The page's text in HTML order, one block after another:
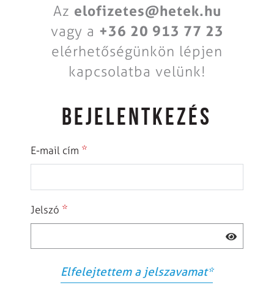
Az elofizetes@hetek.hu
vagy a +36 20 913 77 23
elérhetőségünkön lépjen
kapcsolatba velünk!
BEJELENTKEZÉS
E-mail cím *
Jelszó *
Elfelejtettem a jelszavamat*